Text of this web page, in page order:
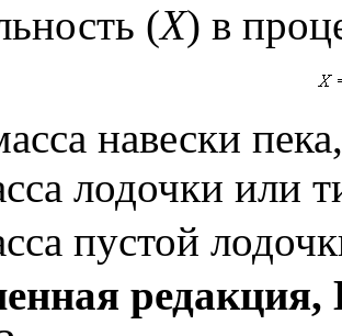
(X) в
навески
лодочки или
пустой